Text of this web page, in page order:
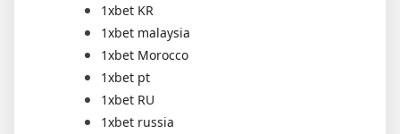
1xbet KR
1xbet malaysia
1xbet Morocco
1xbet pt
1xbet RU
1xbet russia